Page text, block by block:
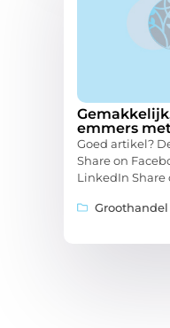
emmers
Goed artikel?
Share on
LinkedIn Share
Groothandel